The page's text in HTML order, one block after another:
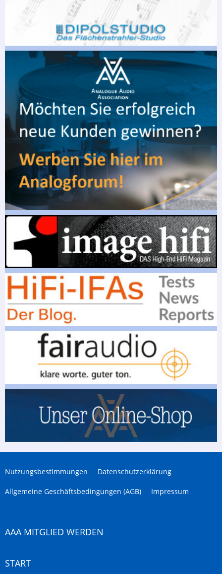
Nutzungsbestimmungen Datenschutzerklärung
Allgemeine Geschäftsbedingungen (AGB) Impressum
AAA MITGLIED WERDEN
START